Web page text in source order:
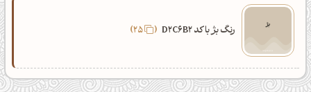
رنگ بژ با کد D2C6B2 25